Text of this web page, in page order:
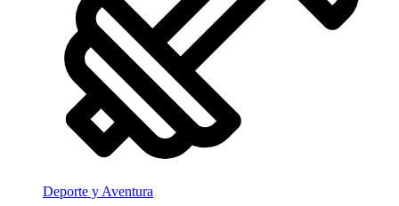
Deporte y Aventura